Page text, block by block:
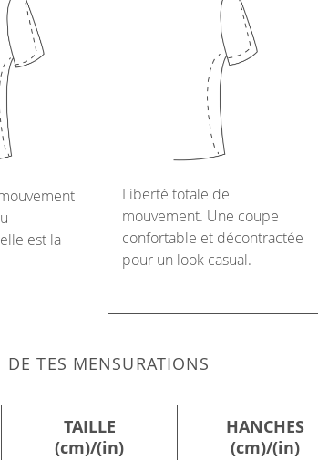
est la
Liberté totale de
mouvement. Une coupe
confortable et décontractée
pour un look casual.
TES MENSURATIONS
TAILLE
(cm)/(in)
HANCHES
(cm)/(in)